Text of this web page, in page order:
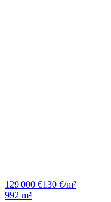
129 000 €130 €/m²
992 m²